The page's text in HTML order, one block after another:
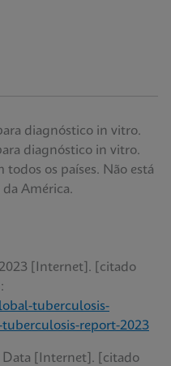
diagnóstico in vitro.
diagnóstico in vitro.
todos os países. Não está
América.
[Internet]. [citado
tuberculosis-
report-2023
Data [Internet]. [citado